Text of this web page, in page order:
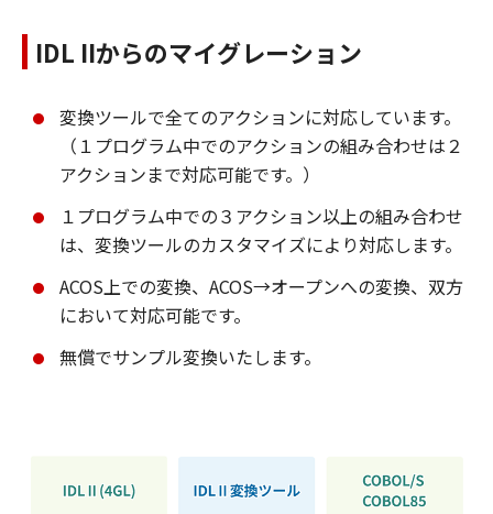
IDL IIからのマイグレーション
変換ツールで全てのアクションに対応しています。
（１プログラム中でのアクションの組み合わせは２
アクションまで対応可能です。）
１プログラム中での３アクション以上の組み合わせ
は、変換ツールのカスタマイズにより対応します。
ACOS上での変換、ACOS→オープンへの変換、双方
において対応可能です。
無償でサンプル変換いたします。